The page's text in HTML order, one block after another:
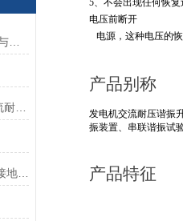
SF6气体泄漏定量报警系统的组成与安装
【端懿电气】10KV电缆如何做交流耐压试验
【端懿电气】SC-2000B直流系统接地故障测试仪
5、不会出现任何恢
电压前断开
电源，这种电压的
产品别称
发电机交流耐压谐振
振装置、串联谐振试
产品特征